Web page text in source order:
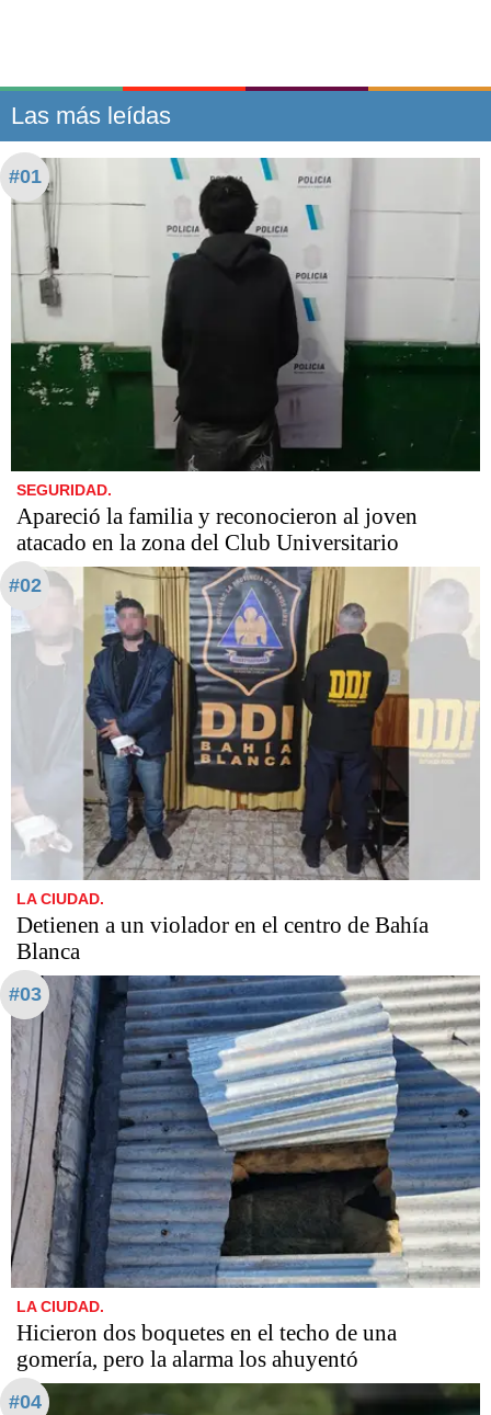
Las más leídas
#01
SEGURIDAD.
Apareció la familia y reconocieron al joven
atacado en la zona del Club Universitario
#02
LA CIUDAD.
Detienen a un violador en el centro de Bahía
Blanca
#03
LA CIUDAD.
Hicieron dos boquetes en el techo de una
gomería, pero la alarma los ahuyentó
#04